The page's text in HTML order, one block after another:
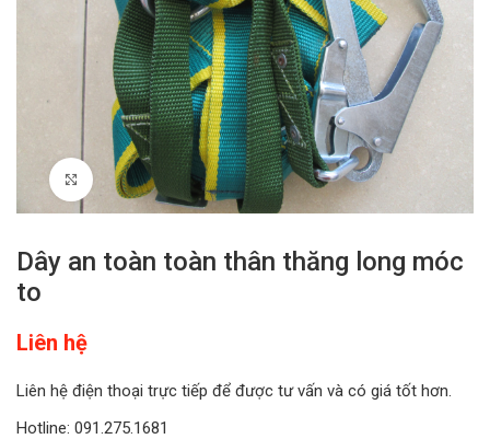
Click to enlarge
Dây an toàn toàn thân thăng long móc
to
Liên hệ
Liên hệ điện thoại trực tiếp để được tư vấn và có giá tốt hơn.
Hotline: 091.275.1681